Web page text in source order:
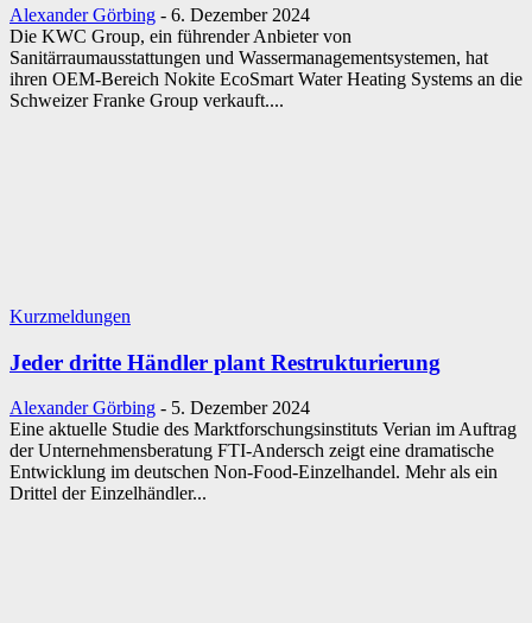
Alexander Görbing - 6. Dezember 2024
Die KWC Group, ein führender Anbieter von
Sanitärraumausstattungen und Wassermanagementsystemen, hat
ihren OEM-Bereich Nokite EcoSmart Water Heating Systems an die
Schweizer Franke Group verkauft....
Kurzmeldungen
Jeder dritte Händler plant Restrukturierung
Alexander Görbing - 5. Dezember 2024
Eine aktuelle Studie des Marktforschungsinstituts Verian im Auftrag
der Unternehmensberatung FTI-Andersch zeigt eine dramatische
Entwicklung im deutschen Non-Food-Einzelhandel. Mehr als ein
Drittel der Einzelhändler...